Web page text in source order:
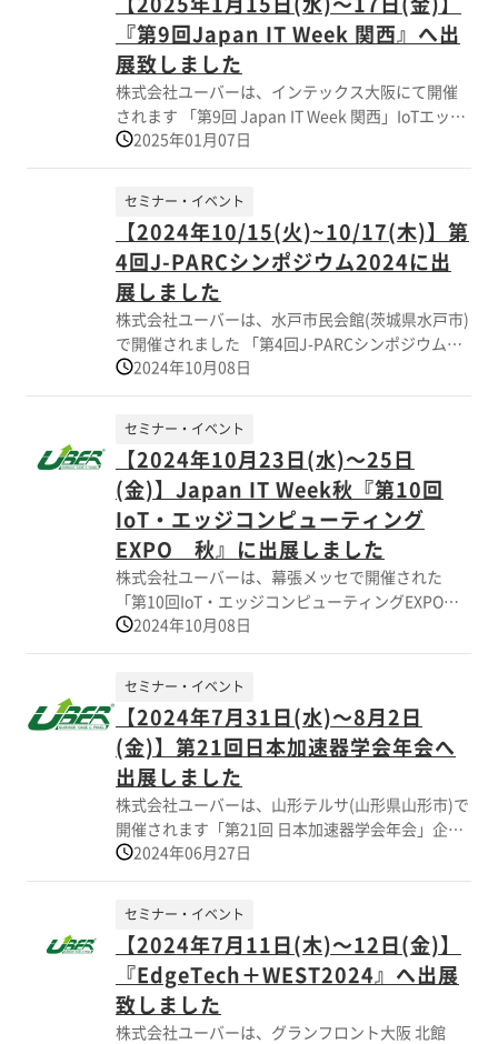
大規模のIT・DX展示会で 国内外から弊社ブース位
置：東２ホール 小間番号17-20へも多くのお客様
がご来場されました。 「最適な小型エンクロージ
ャー(筐体) 設計と生産対応」 最終的には実機によ
る製品評価になりますが、お客様のご要望に応じ
て、 簡易熱性能シミュレーションソフトウェア
に関連する電子機器用筐体のカスタム製作品を通
じて 熱対策、密閉構造、組込み、軽量化、無線対
応などの困り事、課題事項の解決に向けて 様々な
実例を紹介させていただき御好評を賜りました。
『第9回Japan IT Week 関西』へ出
展致しました
株式会社ユーバーは、インテックス大阪にて開催
されます 「第9回 Japan IT Week 関西」IoTエッジ
コンピューティングEXPOに出展致しました。 当社
展示ブースでは、IT技術に関連する電子機器用筐体
のカスタム品 サンプル事例（熱対策、密閉構造、
組込み、軽量化)を多数展示し、 当社ブースへ多数
の方々にご来訪頂きました。誠にありがとうござ
いました。
2025年01月07日
【2024年10/15(火)~10/17(木)】第
4回J-PARCシンポジウム2024に出
展しました
セミナー・イベント
株式会社ユーバーは、水戸市民会館(茨城県水戸市)
で開催されました 「第4回J-PARCシンポジウム
2024」企業展示会へ出展しました 本シンポジウム
では、稼働から15年のJ-PARCの総括及びJ-PARC
の将来計画について世界中の関連分野の研究者と
討論することを目的に開催し、 当社は企業展示に
製品出展して、マイクロコンピュータ関連製品や
最新の技術情報に関しまして意見交換、情報提供
させて頂きました。お時間頂きまして ありがとう
ございました。
2024年10月08日
【2024年10月23日(水)～25日
(金)】Japan IT Week秋『第10回
IoT・エッジコンピューティング
EXPO 秋』に出展しました
セミナー・イベント
株式会社ユーバーは、幕張メッセで開催された
「第10回IoT・エッジコンピューティングEXPO
秋」に出展しました。 当展示会は¨生成AI¨¨DXの
活用¨¨データ分析と活用¨¨情報セキュリティ¨¨業
務効率化¨など、 デジタル領域をテーマとした12
のIT専門展で構成いる国内最大規模のIT・DX展示
会で国内外から多くのお客様がご来場されまし
た。 「最適な小型エンクロージャー(筐体)設計と
生産対応」 最終的には実機による製品評価を要し
ますが、お客様のご要望に応じて 簡易熱シュミレ
ーションソフトウェア(Ansys Discovery)を活用
し、 冷却構造のカスタムケースの設計、製造も可
けて様々な実例を紹介させていただき御好評を賜
りました。
2024年10月08日
【2024年7月31日(水)～8月2日
(金)】第21回日本加速器学会年会へ
出展しました
セミナー・イベント
株式会社ユーバーは、山形テルサ(山形県山形市)で
開催されます「第21回 日本加速器学会年会」企業
展示会へ出展しました 先端加速器研究とその応用
に携わる研究者・技術者が一堂に会し、意見や情
報を交換しながら今後の発展を議論する場とし
て、毎年、日本加速器学会年会を主催しておりま
す。当社は企業展示に製品出展して、関連製品や
最新の技術情報に関しまして意見交換、情報提供
させて頂きました。ありがとうございました。
2024年06月27日
【2024年7月11日(木)～12日(金)】
『EdgeTech＋WEST2024』へ出展
致しました
セミナー・イベント
株式会社ユーバーは、グランフロント大阪 北館